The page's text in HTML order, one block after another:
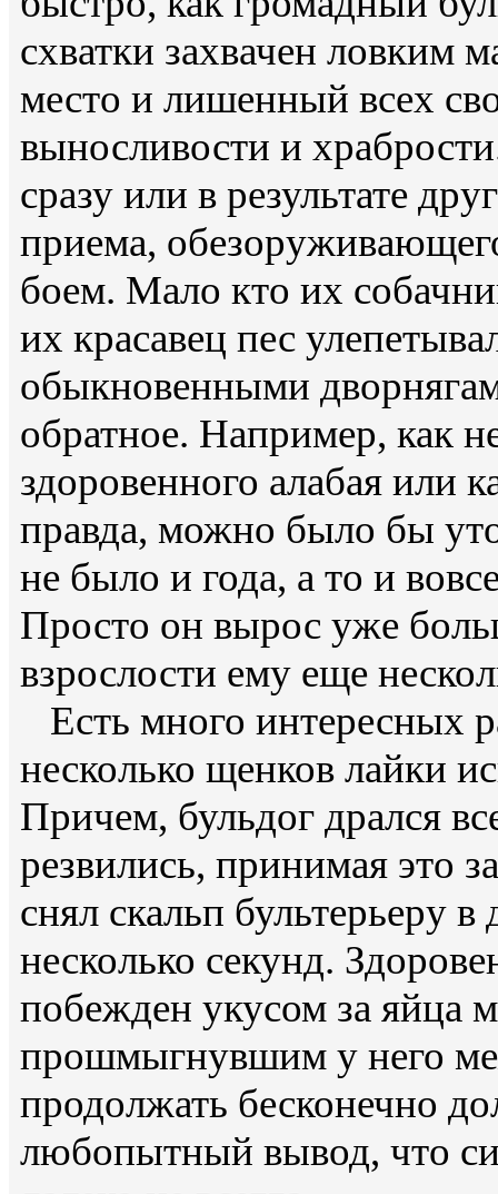
схватки захвачен ловким
место и лишенный всех
выносливости и
сразу или в результате
приема,
боем. Мало кто их
их красавец пес
обыкновенными
обратное. Например, как
здоровенного алабая или
правда, можно было бы
не было и года, а то и
Просто он вырос уже
взрослости ему еще
Есть много интересных
несколько щенков лайки
Причем, бульдог дрался
резвились, принимая это
снял скальп бультерьеру в
несколько секунд.
побежден укусом за яйца
прошмыгнувшим у него
продолжать бесконечно
любопытный вывод, что